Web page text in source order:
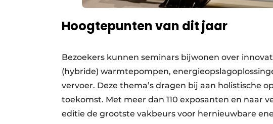
Hoogtepunten van dit jaar
Bezoekers kunnen seminars bijwonen over
(hybride) warmtepompen,
vervoer. Deze thema’s dragen bij aan holistische
toekomst. Met meer dan 110 exposanten en naar
editie de grootste vakbeurs voor hernieuwbare